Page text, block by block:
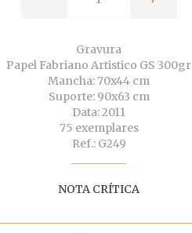
Gravura
Papel Fabriano Artistico GS 300gr
Mancha: 70x44 cm
Suporte: 90x63 cm
Data: 2011
75 exemplares
Ref.: G249
NOTA CRÍTICA